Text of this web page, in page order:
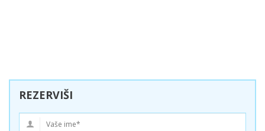
REZERVIŠI